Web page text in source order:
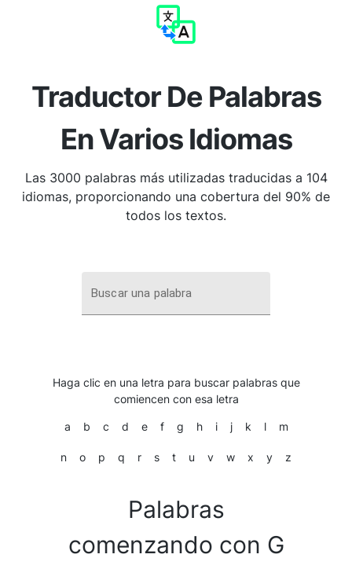
Traductor De Palabras
En Varios Idiomas
Las 3000 palabras más utilizadas traducidas a 104
idiomas, proporcionando una cobertura del 90% de
todos los textos.
Buscar una palabra
Haga clic en una letra para buscar palabras que
comiencen con esa letra
a b c d e f g h i j k l m
n o p q r s t u v w x y z
Palabras
comenzando con G